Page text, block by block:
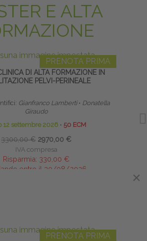
E ALTA
PRENOTA PRIMA
DI ALTA FORMAZIONE IN
PELVI-PERINEALE
Gianfranco Lamberti ∙ Donatella
Giraudo
12 settembre 2026 ∙ 50 ECM
3300,00 € 2970,00 €
IVA compresa
Risparmia: 330,00 €
entro il 30/08/2026
PRENOTA PRIMA
×
×